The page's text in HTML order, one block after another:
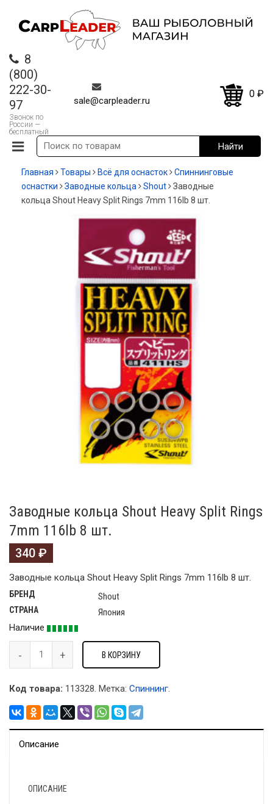
8
(800)
222-30-
97
Звонок по
России —
бесплатный
sale@carpleader.ru
0 ₽
Главная Товары Всё для оснасток
Спиннинговые
оснастки
Заводные кольца Shout
Заводные
кольца Shout Heavy Split Rings 7mm 116lb 8 шт.
Заводные кольца Shout Heavy Split Rings
7mm 116lb 8 шт.
340 ₽
Заводные кольца Shout Heavy Split Rings 7mm 116lb 8 шт.
БРЕНД Shout
СТРАНА
Япония
Наличие
В КОРЗИНУ
Код товара: 113328. Метка: Спиннинг.
Описание
ОПИСАНИЕ